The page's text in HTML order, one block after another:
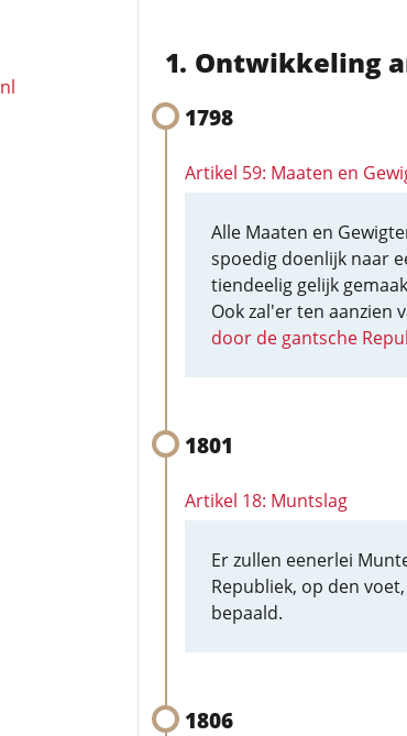
Ontwikkeling
1798
Artikel 59: Maaten en
Alle Maaten en
spoedig doenlijk naar
tiendeelig gelijk
Ook zal'er ten aanzien
door de gantsche
1801
Artikel 18: Muntslag
Er zullen eenerlei
Republiek, op den
bepaald.
1806